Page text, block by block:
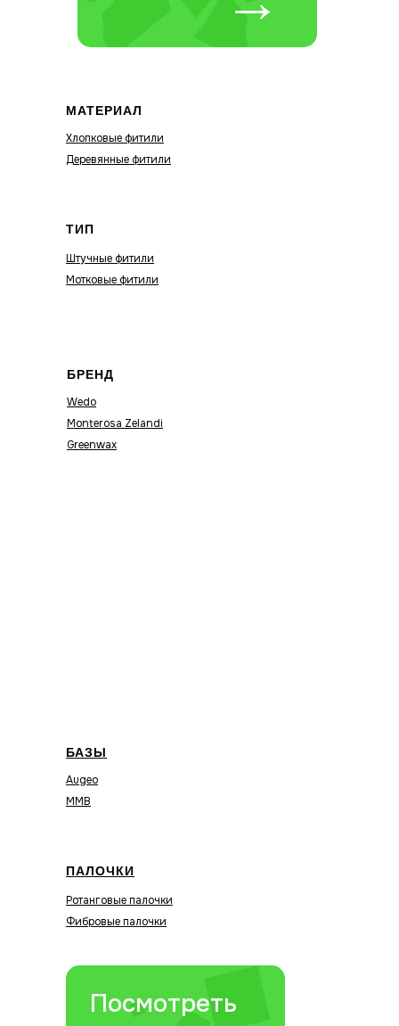
МАТЕРИАЛ
Хлопковые фитили
Деревянные фитили
ТИП
Штучные фитили
Мотковые фитили
БРЕНД
Wedo
Monterosa Zelandi
Greenwax
БАЗЫ
Augeo
MMB
ПАЛОЧКИ
Ротанговые палочки
Фибровые палочки
Посмотреть